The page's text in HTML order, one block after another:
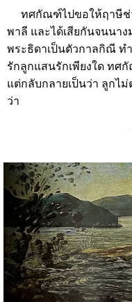
ทศกัณฑ์ไปขอให้ฤาษีช่
พาลี และได้เสียกันจนนา
พระธิดาเป็นตัวกาลกิณี ท
รักลูกแสนรักเพียงใด ทศ
แต่กลับกลายเป็นว่า ลูกไ
ว่า